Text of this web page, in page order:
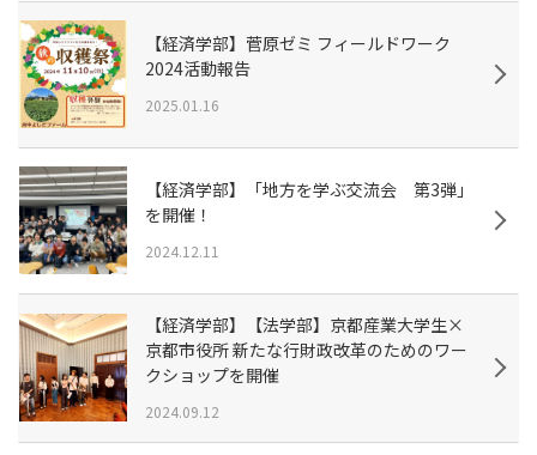
【経済学部】菅原ゼミ フィールドワーク
2024活動報告
2025.01.16
【経済学部】「地方を学ぶ交流会 第3弾」
を開催！
2024.12.11
【経済学部】【法学部】京都産業大学生×
京都市役所 新たな行財政改革のためのワー
クショップを開催
2024.09.12